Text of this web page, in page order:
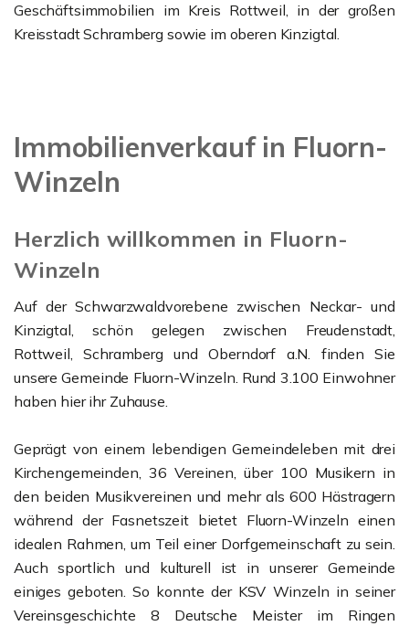
Geschäftsimmobilien im Kreis Rottweil, in der großen
Kreisstadt Schramberg sowie im oberen Kinzigtal.
Immobilienverkauf in Fluorn-
Winzeln
Herzlich willkommen in Fluorn-
Winzeln
Auf der Schwarzwaldvorebene zwischen Neckar- und
Kinzigtal, schön gelegen zwischen Freudenstadt,
Rottweil, Schramberg und Oberndorf a.N. finden Sie
unsere Gemeinde Fluorn-Winzeln. Rund 3.100 Einwohner
haben hier ihr Zuhause.
Geprägt von einem lebendigen Gemeindeleben mit drei
Kirchengemeinden, 36 Vereinen, über 100 Musikern in
den beiden Musikvereinen und mehr als 600 Hästragern
während der Fasnetszeit bietet Fluorn-Winzeln einen
idealen Rahmen, um Teil einer Dorfgemeinschaft zu sein.
Auch sportlich und kulturell ist in unserer Gemeinde
einiges geboten. So konnte der KSV Winzeln in seiner
Vereinsgeschichte 8 Deutsche Meister im Ringen